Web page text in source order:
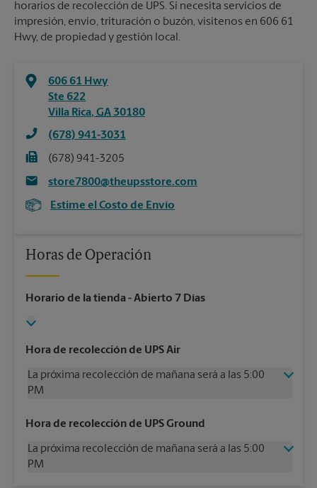
horarios de recolección de UPS. Si necesita servicios de
impresión, envío, trituración o buzón, visítenos en 606 61
Hwy, de propiedad y gestión local.
606 61 Hwy
Ste 622
Villa Rica, GA 30180
(678) 941-3031
(678) 941-3205
store7800@theupsstore.com
Estime el Costo de Envío
Horas de Operación
Horario de la tienda- Abierto 7 Días
Hora de recolección de UPS Air
La próxima recolección de mañana será a las 5:00
PM
Domingo
Sin Recolección
Martes
5:00 PM
Miércoles
Hora de recolección de UPS Ground
La próxima recolección de mañana será a las 5:00
PM